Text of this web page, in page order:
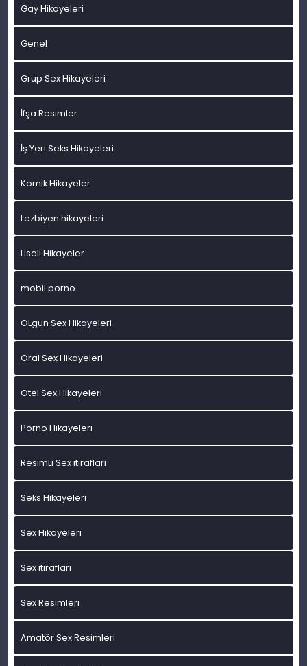
Gay Hikayeleri
Genel
Grup Sex Hikayeleri
İfşa Resimler
İş Yeri Seks Hikayeleri
Komik Hikayeler
Lezbiyen hikayeleri
Liseli Hikayeler
mobil porno
OLgun Sex Hikayeleri
Oral Sex Hikayeleri
Otel Sex Hikayeleri
Porno Hikayeleri
ResimLi Sex itirafları
Seks Hikayeleri
Sex Hikayeleri
Sex itirafları
Sex Resimleri
Amatör Sex Resimleri